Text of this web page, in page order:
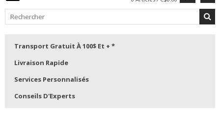
Transport Gratuit À 100$ Et + *
Livraison Rapide
Services Personnalisés
Conseils D'Experts